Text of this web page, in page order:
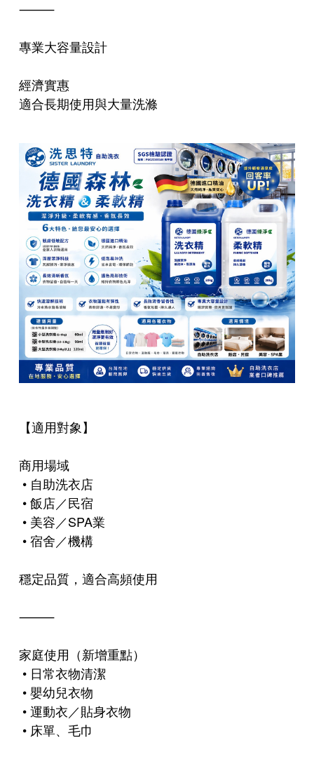
⸻
專業大容量設計
經濟實惠
適合長期使用與大量洗滌
【適用對象】
商用場域
• 自助洗衣店
• 飯店／民宿
• 美容／SPA業
• 宿舍／機構
穩定品質，適合高頻使用
⸻
家庭使用（新增重點）
• 日常衣物清潔
• 嬰幼兒衣物
• 運動衣／貼身衣物
• 床單、毛巾